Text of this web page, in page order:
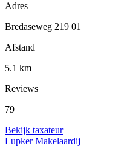
Adres
Bredaseweg 219 01
Afstand
5.1 km
Reviews
79
Bekijk taxateur
Lupker Makelaardij